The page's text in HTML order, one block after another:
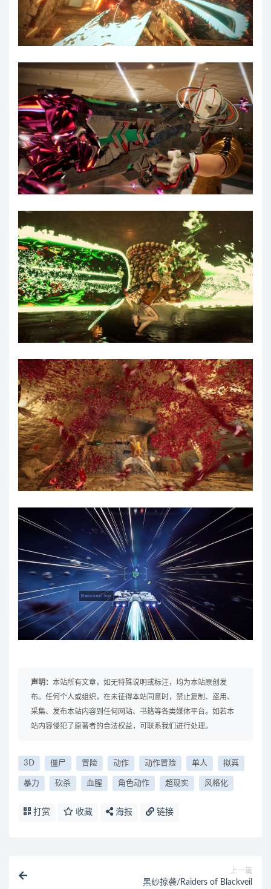
声明： 本站所有文章，如无特殊说明或标注，均为本站原创发
布。任何个人或组织，在未征得本站同意时，禁止复制、盗用、
采集、发布本站内容到任何网站、书籍等各类媒体平台。如若本
站内容侵犯了原著者的合法权益，可联系我们进行处理。
3D 僵尸 冒险 动作 动作冒险 单人 拟真
暴力 砍杀 血腥 角色动作 超现实 风格化
打赏 收藏 海报 链接
上一篇
黑纱掠袭/Raiders of Blackveil